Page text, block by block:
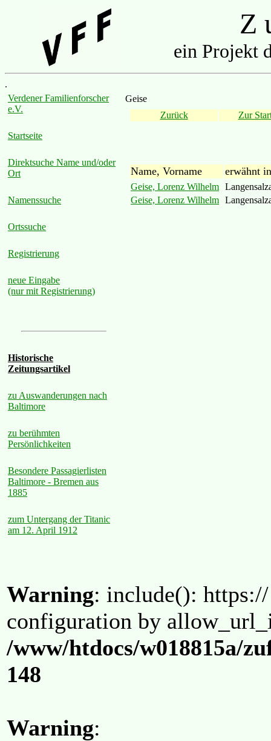
Z
ein Projekt
.
Verdener Familienforscher
e.V.
Startseite
Direktsuche Name und/oder
Ort
Namenssuche
Ortssuche
Registrierung
neue Eingabe
(nur mit Registrierung)
Historische
Zeitungsartikel
zu Auswanderungen nach
Baltimore
zu berühmten
Persönlichkeiten
Besondere Passagierlisten
Baltimore - Bremen aus
1885
zum Untergang der Titanic
am 12. April 1912
Geise
Zurück
Zur
Name, Vorname erwähnt in
Geise, Lorenz Wilhelm
Geise, Lorenz Wilhelm
Warning: include():
configuration by
/www/htdocs/w018815a/
148
Warning: